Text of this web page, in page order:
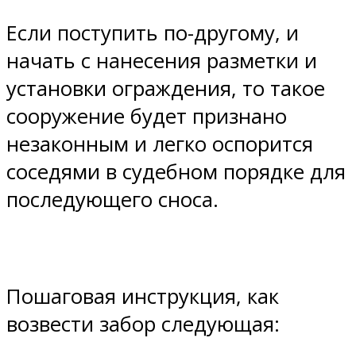
Если поступить по-другому, и
начать с нанесения разметки и
установки ограждения, то такое
сооружение будет признано
незаконным и легко оспорится
соседями в судебном порядке для
последующего сноса.
Пошаговая инструкция, как
возвести забор следующая: